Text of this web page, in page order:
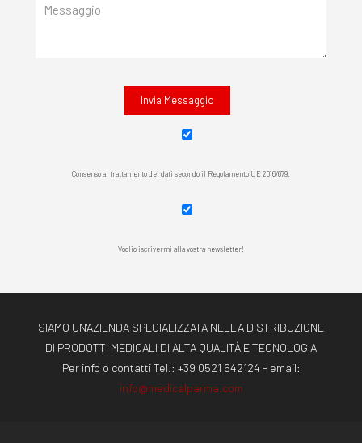
Consenso al trattamento dei dati secondo il Regolamento UE 2016/679.
Voglio iscrivermi alla vostra newsletter!
SIAMO UN'AZIENDA SPECIALIZZATA NELLA DISTRIBUZIONE
DI PRODOTTI MEDICALI DI ALTA QUALITÀ E TECNOLOGIA
Per info o contatti Tel.: +39 0521 642124 - email:
info@medicalparma.com